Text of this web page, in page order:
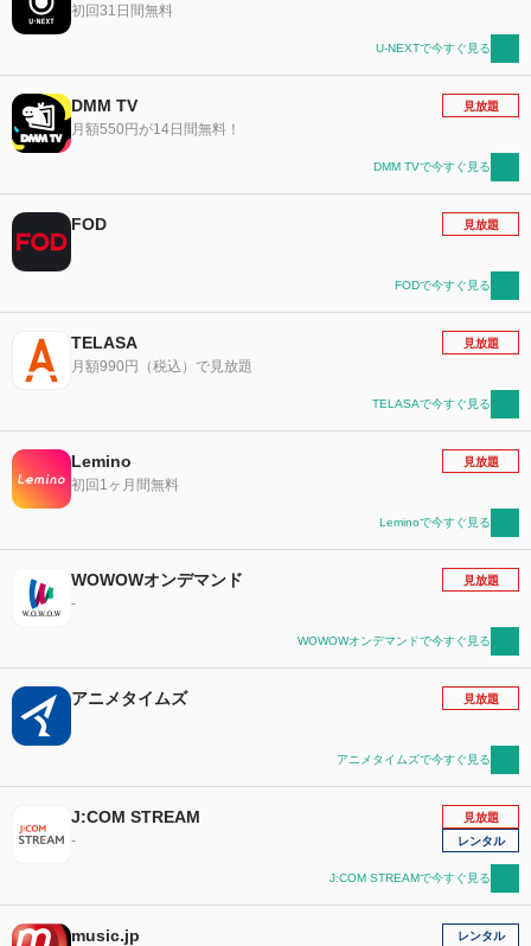
初回31日間無料
U-NEXTで今すぐ見る
DMM TV
月額550円が14日間無料！
見放題
DMM TVで今すぐ見る
FOD 見放題
FODで今すぐ見る
TELASA
月額990円（税込）で見放題
見放題
TELASAで今すぐ見る
Lemino
初回1ヶ月間無料
見放題
Leminoで今すぐ見る
WOWOWオンデマンド
-
見放題
WOWOWオンデマンドで今すぐ見る
アニメタイムズ 見放題
アニメタイムズで今すぐ見る
J:COM STREAM
-
見放題
レンタル
J:COM STREAMで今すぐ見る
music.jp レンタル